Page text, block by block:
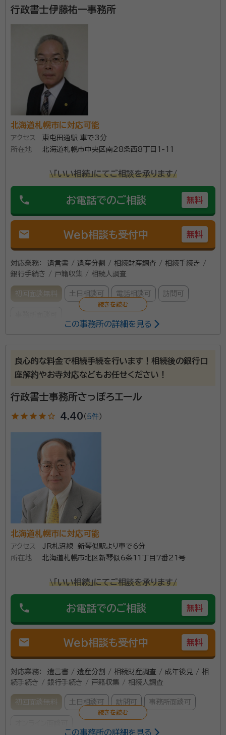
経歴： サラリーマン１７年経験し、相続業務特化
弁護士事務所・行政書士事務所経験有り
事務所口コミ（抜粋）：
満足度 5.0
面談の感想
自宅が遠い所出向いて頂き母が高齢のため、大変助かりました。相談も
無料、初めての利用で安心でした。
契約後の感想
金額面や手続きなどわからない事や必要書類など詳しく教えて頂き良か
ったです。
令和6年4月1日から相続登記が義務化されます。未対
応の場合、10万円以下の過料が課せられるおそれがあ
ります。安心してください！私たち司法書士・行政書士
事務所は、ワンストップサービスを提供しています。同じ
事務所内でスムーズな連携が可能であり、法人としての
す。そのため、個人事務所に比べてスピーディーかつ丁
寧な対応が可能です。 相談窓口は、相続手続きの経験
豊富な代表の小野寺（司法書士・行政書士）が担当してお
ります。御見積も料金表に基づいて、ご相談の際にその
心を最優先に考えています。 契約締結後、着手金
月後に預貯金手続費用から差し引かせていただくこと
も可能です。不動産登記手続きのみの場合は、法務局へ
スと確かなフットワークのライズアクロスに、ぜひ御相談
資格等：
行政書士伊藤祐一事務所
北海道札幌市に対応可能
アクセス
東屯田通駅 車で3分
所在地
北海道札幌市中央区南28条西8丁目1-11
\「いい相続」にてご相談を承ります/
phone お電話でのご相談 無料
mail Web相談も受付中 無料
対応業務：
遺言書 / 遺産分割 / 相続財産調査 / 相続手続き /
銀行手続き / 戸籍収集 / 相続人調査
初回面談無料 土日相談可 電話相談可 訪問可
伊藤 祐一（イトウ ユウイチ）
行政書士・相続知財鑑定士
経歴：
北海道上川郡下川町（スキージャンプ選手多数活躍）にて出生。郵
便局勤務の傍ら夜間大学経済学部卒、会社等管理職（人事・労務・総務・業
録・開業。
引き受けている実績豊富な事務所です。 また、自身の経
験から高齢者への対応や相続での大変さを実感してお
り、相談者の気持ちや実情まで踏まえた丁寧なサポート
をしています。 土日相談や電話相談、メール受付など、
相談者の事情に配慮したきめ細かな対応をしておりま
す。相続でお悩みの際には気軽に相談ください。
行政書士・相続知財鑑定士
北海道行政書士会
この事務所の詳細を見る
良心的な料金で相続手続を行います！相続後の銀行口
座解約やお寺対応などもお任せください！
行政書士事務所さっぽろエール
star star star star star_outline 4.40 （ 5件 ）
北海道札幌市に対応可能
アクセス
JR札沼線 新琴似駅より車で6分
所在地
北海道札幌市北区新琴似6条11丁目7番21号
\「いい相続」にてご相談を承ります/
phone お電話でのご相談 無料
mail Web相談も受付中 無料
対応業務：
遺言書 / 遺産分割 / 相続財産調査 / 成年後見 / 相
続手続き / 銀行手続き / 戸籍収集 / 相続人調査
初回面談無料 土日相談可 訪問可 事務所面談可
この事務所の詳細を見る